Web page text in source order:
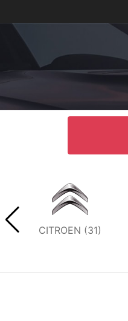
CITROEN (31)